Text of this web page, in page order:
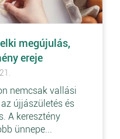
megújulás,
ereje
nemcsak vallási
újjászületés és
A keresztény
ünnepe...